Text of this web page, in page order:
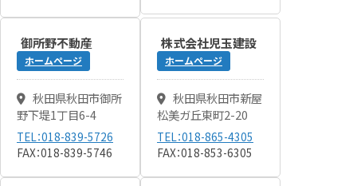
御所野不動産
ホームページ
秋田県秋田市御所
野下堤1丁目6-4
TEL：018-839-5726
FAX：018-839-5746
株式会社児玉建設
ホームページ
秋田県秋田市新屋
松美ガ丘東町2-20
TEL：018-865-4305
FAX：018-853-6305